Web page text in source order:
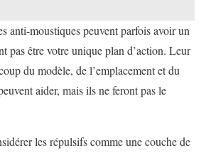
anti-moustiques peuvent parfois avoir un
pas être votre unique plan d’action. Leur
du modèle, de l’emplacement et du
aider, mais ils ne feront pas le
les répulsifs comme une couche de